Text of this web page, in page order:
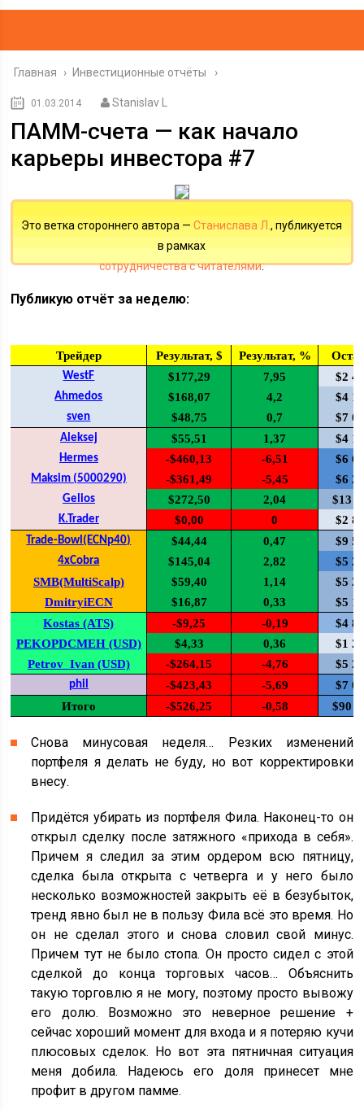
Главная › Инвестиционные отчёты
01.03.2014 Stanislav L
ПАММ-счета — как начало
карьеры инвестора #7
Это ветка стороннего автора —Станислава Л., публикуется
в рамках
сотрудничества с читателями.
Публикую отчёт за неделю:
Трейдер Результат, $ Результат, %
WestF $177,29 7,95 $2
Ahmedos $168,07 4,2 $4
sven $48,75 0,7 $7
Aleksej $55,51 1,37 $4
Hermes -$460,13 -6,51 $6
Maksim (5000290) -$361,49 -5,45 $6
Gelios $272,50 2,04 $13
K.Trader $0,00 0 $2
Trade-Bowl(ECNp40) $44,44 0,47 $9
4xCobra $145,04 2,82
$5
SMB(MultiScalp)
$59,40 1,14
$5
DmitryiECN
$16,87 0,33
$5
Kostas (ATS)
-$9,25 -0,19
$4
PEKOPDCMEH (USD)
$4,33 0,36
$1
Petrov_Ivan (USD)
-$264,15 -4,76 $5
phil -$423,43 -5,69
$7
Итого
-$526,25 -0,58 $90
Снова минусовая неделя… Резких изменений
портфеля я делать не буду, но вот корректировки
внесу.
Придётся убирать из портфеля Фила. Наконец-то он
открыл сделку после затяжного «прихода в себя».
Причем я следил за этим ордером всю пятницу,
сделка была открыта с четверга и у него было
несколько возможностей закрыть её в безубыток,
тренд явно был не в пользу Фила всё это время. Но
он не сделал этого и снова словил свой минус.
Причем тут не было стопа. Он просто сидел с этой
сделкой до конца торговых часов… Объяснить
такую торговлю я не могу, поэтому просто вывожу
его долю. Возможно это неверное решение +
сейчас хороший момент для входа и я потеряю кучи
плюсовых сделок. Но вот эта пятничная ситуация
меня добила. Надеюсь его доля принесет мне
профит в другом памме.